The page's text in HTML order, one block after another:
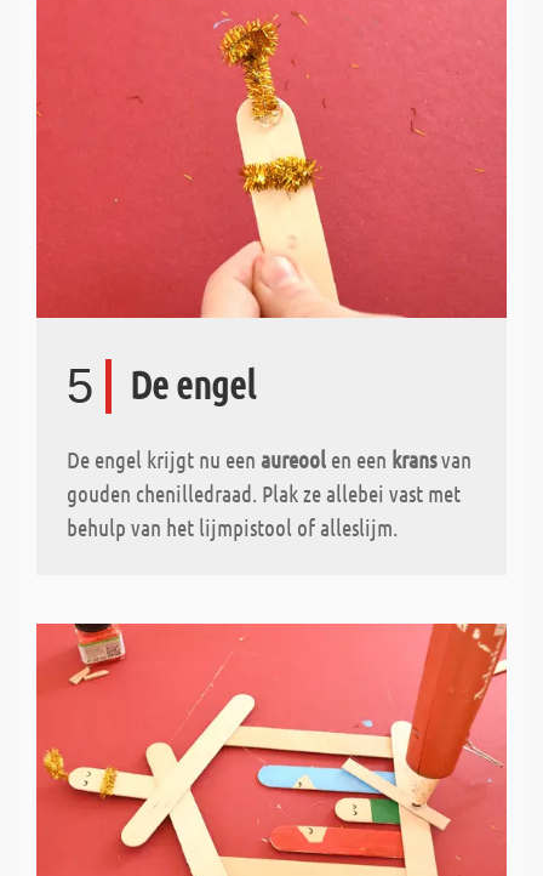
5 De engel
De engel krijgt nu een aureool en een kransvan
gouden chenilledraad. Plak ze allebei vast met
behulp van het lijmpistool of alleslijm.